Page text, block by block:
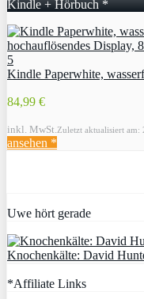
Kindle + Hörbuch *
Kindle Paperwhite,
84,99 €
inkl. MwSt. Zuletzt aktualisiert
ansehen *
Uwe hört gerade
Knochenkälte: David
*Affiliate Links